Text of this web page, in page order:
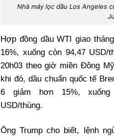
Nhà máy lọc dầu Los Angeles
Hợp đồng dầu WTI giao
16%, xuống còn 94,47 USD/
20h03 theo giờ miền Đông
khi đó, dầu chuẩn quốc tế
6 giảm hơn 15%, xuống
USD/thùng.
Ông Trump cho biết, lệnh